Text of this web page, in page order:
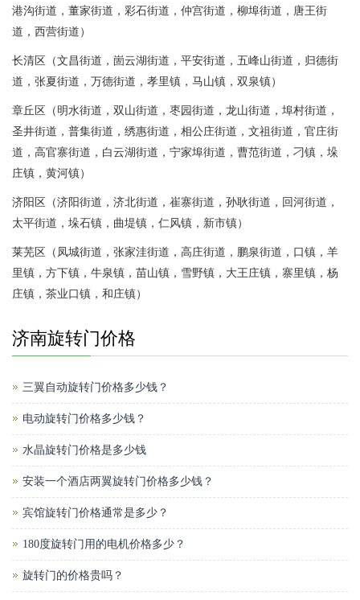
港沟街道，董家街道，彩石街道，仲宫街道，柳埠街道，唐王街
道，西营街道）
长清区（文昌街道，崮云湖街道，平安街道，五峰山街道，归德街
道，张夏街道，万德街道，孝里镇，马山镇，双泉镇）
章丘区（明水街道，双山街道，枣园街道，龙山街道，埠村街道，
圣井街道，普集街道，绣惠街道，相公庄街道，文祖街道，官庄街
道，高官寨街道，白云湖街道，宁家埠街道，曹范街道，刁镇，垛
庄镇，黄河镇）
济阳区（济阳街道，济北街道，崔寨街道，孙耿街道，回河街道，
太平街道，垛石镇，曲堤镇，仁风镇，新市镇）
莱芜区（凤城街道，张家洼街道，高庄街道，鹏泉街道，口镇，羊
里镇，方下镇，牛泉镇，苗山镇，雪野镇，大王庄镇，寨里镇，杨
庄镇，茶业口镇，和庄镇）
济南旋转门价格
三翼自动旋转门价格多少钱？
电动旋转门价格多少钱？
水晶旋转门价格是多少钱
安装一个酒店两翼旋转门价格多少钱？
宾馆旋转门价格通常是多少？
180度旋转门用的电机价格多少？
旋转门的价格贵吗？